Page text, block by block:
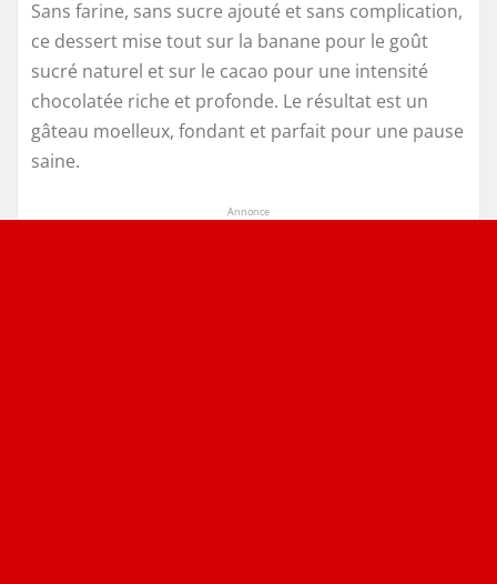
Sans farine, sans sucre ajouté et sans complication,
ce dessert mise tout sur la banane pour le goût
sucré naturel et sur le cacao pour une intensité
chocolatée riche et profonde. Le résultat est un
gâteau moelleux, fondant et parfait pour une pause
saine.
Annonce